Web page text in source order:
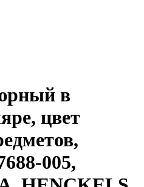
в
цвет
005,